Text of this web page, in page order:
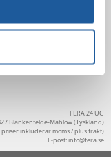
FERA 24 UG
Blankenfelde-Mahlow (Tyskland)
priser inkluderar moms / plus frakt)
E-post:info@fera.se